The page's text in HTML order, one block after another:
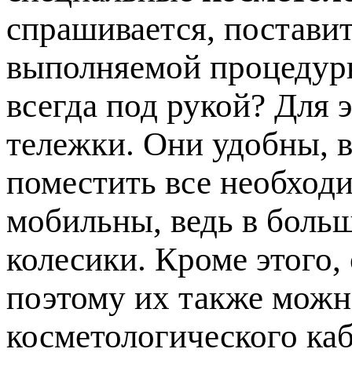
спрашивается,
выполняемой
всегда под рукой? Для
тележки. Они удобны,
поместить все
мобильны, ведь в
колесики. Кроме
поэтому их также
косметологического